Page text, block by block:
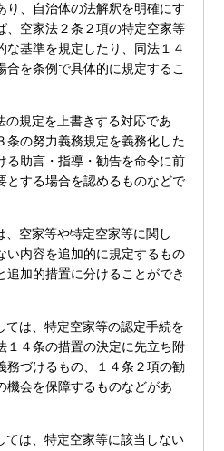
り、自治体の法解釈を明確にす
、空家法２条２項の特定空家等
な基準を規定したり、同法１４
合を条例で具体的に規定するこ
規定を上書きする対応であ
条の努力義務規定を義務化した
る助言・指導・勧告を命令に前
とする場合を認めるものなどで
空家等や特定空家等に関し
い内容を追加的に規定するもの
追加的措置に分けることができ
は、特定空家等の認定手続を
１４条の措置の決定に先立ち附
務づけるもの、１４条２項の勧
機会を保障するものなどがあ
は、特定空家等に該当しない